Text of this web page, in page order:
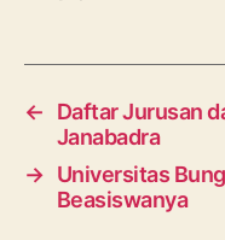
←
Daftar Jurusan
Janabadra
→ Universitas
Beasiswanya